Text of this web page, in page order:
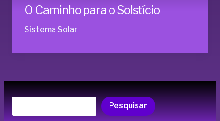
O Caminho para o Solstício
Sistema Solar
Pesquisar